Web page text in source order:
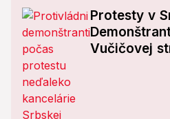
Protesty v
Vučičovej